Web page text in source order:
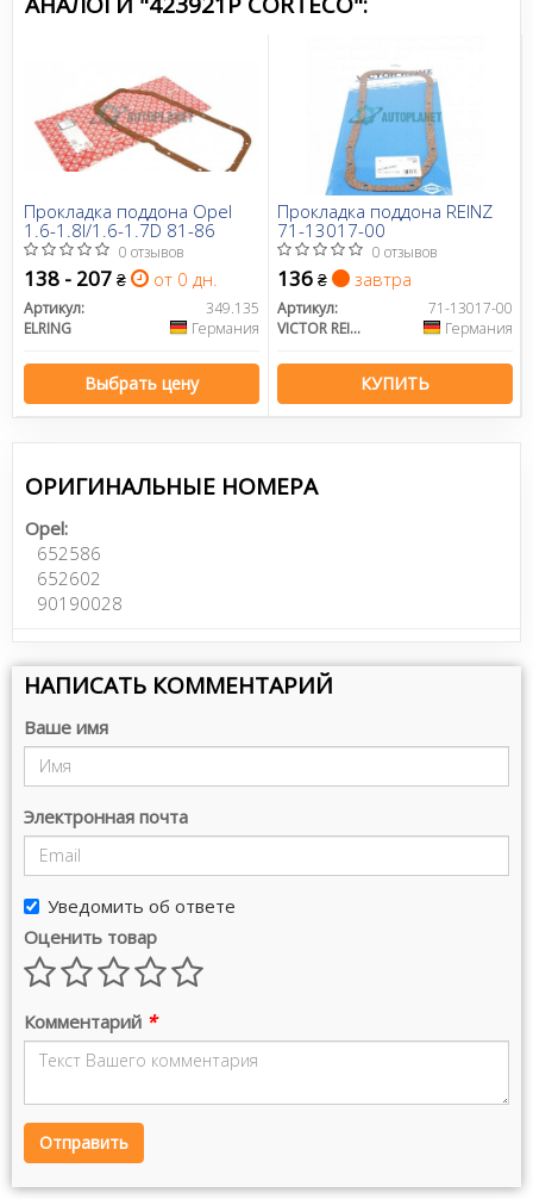
Прокладка поддона Opel
1.6-1.8I/1.6-1.7D 81-86
0 отзывов
138 - 207 ₴ от 0 дн.
Артикул:
349.135
ELRING
Германия
Выбрать цену
Прокладка поддона REINZ
71-13017-00
0 отзывов
136 ₴ завтра
Артикул:
71-13017-00
VICTOR REINZ
Германия
КУПИТЬ
ОРИГИНАЛЬНЫЕ НОМЕРА
Opel:
652586
652602
90190028
НАПИСАТЬ КОММЕНТАРИЙ
Ваше имя
Электронная почта
Уведомить об ответе
Оценить товар
Комментарий *
Отправить